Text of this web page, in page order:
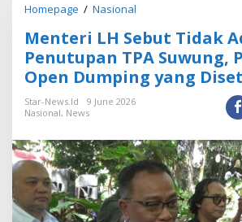
Homepage / Nasional
n
t
r
S
e
b
t
T
Menteri LH Sebut Tidak
Penutupan TPA Suwung,
Open Dumping yang
Star-News.id
9 June 2026
Nasional, News